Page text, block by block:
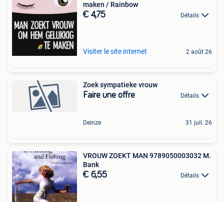
maken / Rainbow
€ 4,75 Détails
Visiter le site internet 2 août 26
Zoek sympatieke vrouw
Faire une offre Détails
Deinze 31 juil. 26
VROUW ZOEKT MAN 9789050003032 M.
Bank
€ 6,55 Détails